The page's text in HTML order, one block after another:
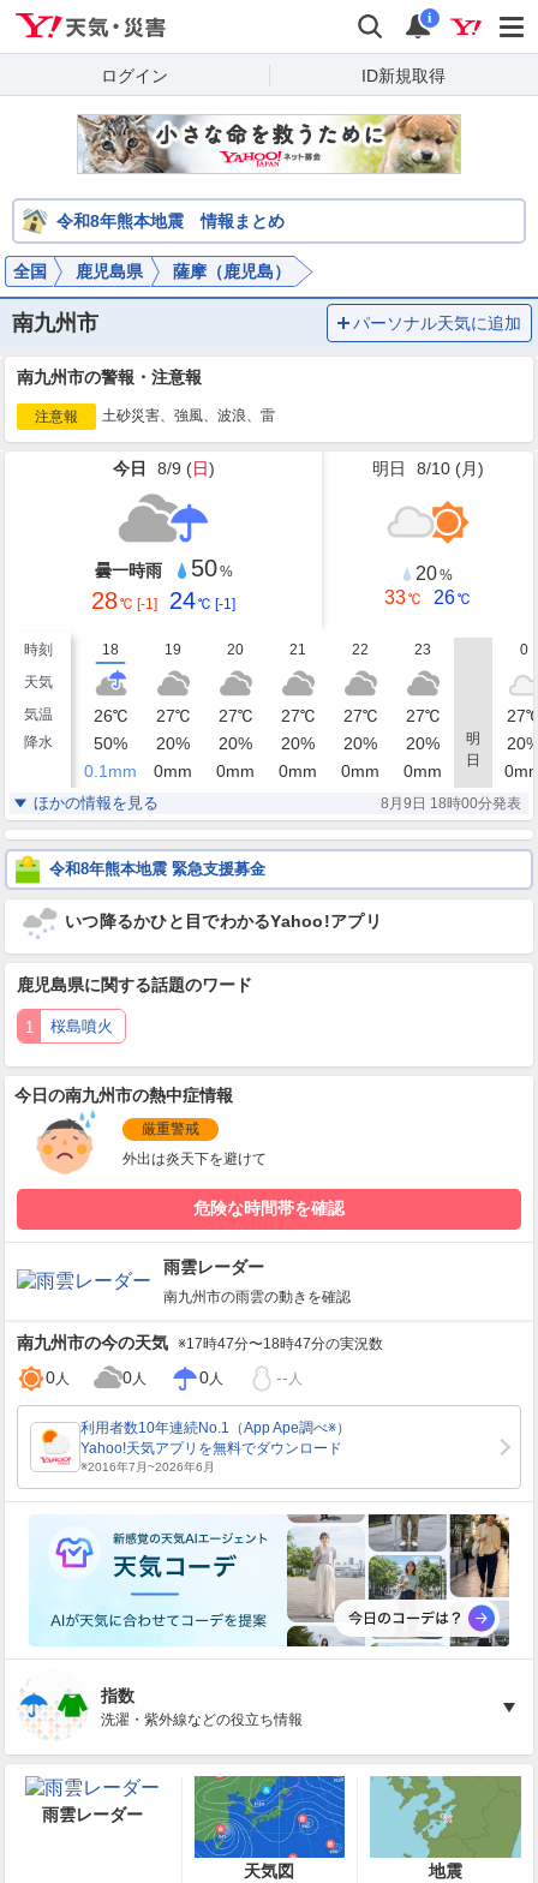
検索 通知
i
ログイン ID新規取得
令和8年熊本地震 情報まとめ
全国 鹿児島県 薩摩（鹿児島）
南九州市 パーソナル天気に追加
南九州市の警報・注意報
注意報 土砂災害、強風、波浪、雷
今日 8/9 (日)
曇一時雨 50%
28℃ [-1] 24℃ [-1]
明日 8/10 (月)
20%
33℃ 26℃
時刻 18 19 20 21 22 23
明
日
0
天気
気温
26℃ 27℃ 27℃ 27℃ 27℃ 27℃ 27
降水 50% 20% 20% 20% 20% 20% 20
0.1 mm 0mm 0mm 0mm 0mm 0mm 0
湿度 84 % 80 % 81
風
東南東
2m/s
東
3m/s
東
3m/s
東
3m/s
東
2m/s
東
3m/s
東
3m/
ほかの情報を見る 8月9日 18時00分発表
令和8年熊本地震 緊急支援募金
いつ降るかひと目でわかるYahoo!アプリ
鹿児島県に関する話題のワード
桜島噴火
今日の南九州市の熱中症情報
厳重警戒
外出は炎天下を避けて
危険な時間帯を確認
雨雲レーダー
南九州市の雨雲の動きを確認
南九州市の今の天気 ※17時47分〜18時47分の実況数
0人 0人 0人 -- 人
指数
洗濯・紫外線などの役立ち情報
雨雲レーダー
天気図 地震